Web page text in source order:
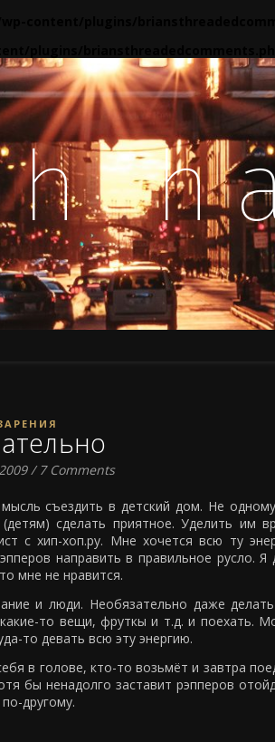
/ 7 Comments
съездить в детский дом. Не
сделать приятное. Уделить им
с хип-хоп.ру. Мне хочется всю ту
направить в правильное русло. Я
мне не нравится.
и люди. Необязательно даже
то вещи, фруткы и т.д. и поехать.
то девать всю эту энергию.
в голове, кто-то возьмёт и завтра
бы ненадолго заставит рэпперов
другому.